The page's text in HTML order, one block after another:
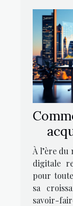
À l’ère
digitale
pour
sa
savoir-